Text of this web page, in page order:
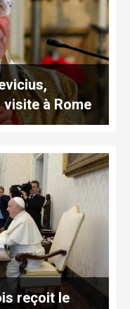
à Rome
reçoit le